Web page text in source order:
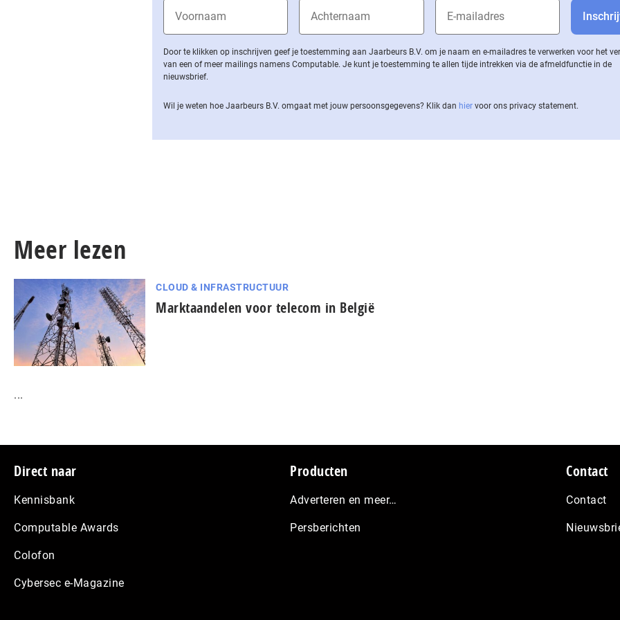
Door te klikken op inschrijven geef je toestemming aan Jaarbeurs B.V. om je naam en e-mailadres te verwerken voor het
van een of meer mailings namens Computable. Je kunt je toestemming te allen tijde intrekken via de af­meld­func­tie in de
nieuwsbrief.
Wil je weten hoe Jaarbeurs B.V. omgaat met jouw per­soons­ge­ge­vens? Klik dan hier voor ons privacy statement.
Meer lezen
CLOUD & INFRASTRUCTUUR
Marktaandelen voor telecom in België
...
Footer
Direct naar
Kennisbank
Computable Awards
Colofon
Cybersec e-Magazine
Producten
Adverteren en meer…
Persberichten
Contact
Contact